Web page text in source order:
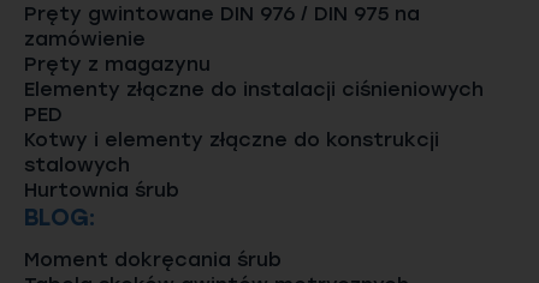
Pręty gwintowane DIN 976 / DIN 975 na
zamówienie
Pręty z magazynu
Elementy złączne do instalacji ciśnieniowych
PED
Kotwy i elementy złączne do konstrukcji
stalowych
Hurtownia śrub
BLOG:
Moment dokręcania śrub